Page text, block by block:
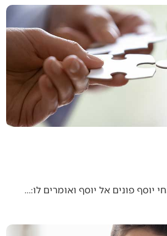
יוסף פונים אל יוסף ואומרים לו:…